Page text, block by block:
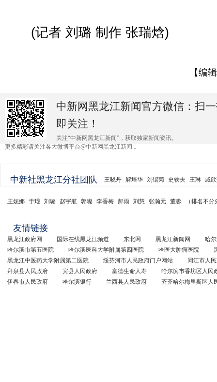
(记者 刘璐 制作 张瑞焓)
【编
中新网黑龙江新闻官方微信：扫
即关注！
关注“中新网黑龙江新闻”，获取独家新闻资讯。
更多精彩请关注各大微博平台@中新网黑龙江新闻 。
中新社黑龙江分社团队 王晓丹 解培华 刘锡菊 史轶夫 王琳 戚
王妮娜 于琨 刘璐 赵宇航 郭璨 李香梅 郝雨 刘慧 张瀚元 董淼 （排名不
友情链接
黑龙江政府网 国际在线黑龙江频道 东北网 黑龙江新闻网
哈
哈尔滨市第五医院
哈尔滨医科大学附属第四医院 哈医大肿瘤医院
黑龙江中医药大学附属第二医院
绥芬河市人民政府门户网站
同江市人
拜泉县人民政府
宾县人民政府 富德生命人寿
哈尔滨市香坊区人民
伊春市人民政府
哈尔滨银行 兰西县人民政府 齐齐哈尔梅里斯区人